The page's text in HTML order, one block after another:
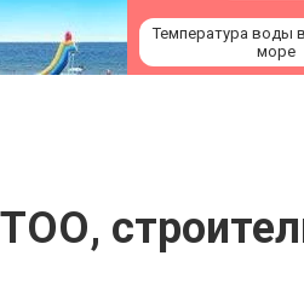
Температура воды
море